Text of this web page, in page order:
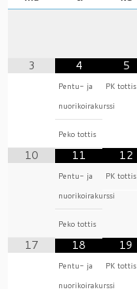
3 4
Pentu- ja
nuorikoirakurssi
Peko tottis
5
PK tottis
10 11
Pentu- ja
nuorikoirakurssi
Peko tottis
12
PK tottis
17 18
Pentu- ja
nuorikoirakurssi
19
PK tottis